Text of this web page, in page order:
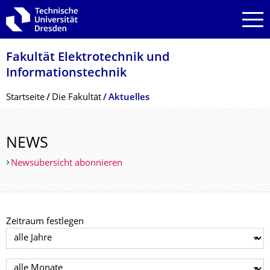
Zur Hauptnavigation springen
Zur Suche springen
Zum Inhalt springen
Fakultät Elektrotechnik und
Informationstech­nik
Breadcrumb-Menü
Startseite Die Fakultät Aktuelles
NEWS
Newsübersicht abonnieren
Zeitraum festlegen
Jahr auswählen
Monat auswählen